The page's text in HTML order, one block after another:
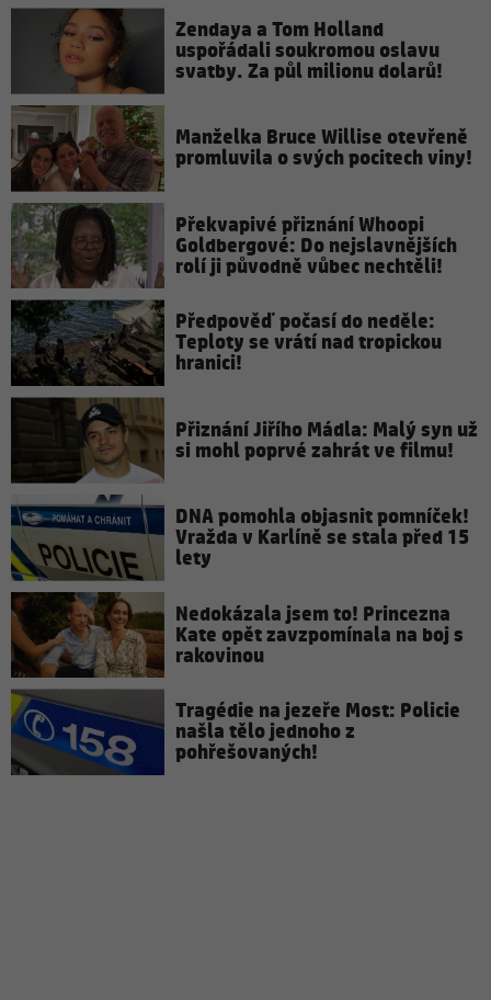
Zendaya a Tom Holland
uspořádali soukromou oslavu
svatby. Za půl milionu dolarů!
Manželka Bruce Willise otevřeně
promluvila o svých pocitech viny!
Překvapivé přiznání Whoopi
Goldbergové: Do nejslavnějších
rolí ji původně vůbec nechtěli!
Předpověď počasí do neděle:
Teploty se vrátí nad tropickou
hranici!
Přiznání Jiřího Mádla: Malý syn už
si mohl poprvé zahrát ve filmu!
DNA pomohla objasnit pomníček!
Vražda v Karlíně se stala před 15
lety
Nedokázala jsem to! Princezna
Kate opět zavzpomínala na boj s
rakovinou
Tragédie na jezeře Most: Policie
našla tělo jednoho z
pohřešovaných!